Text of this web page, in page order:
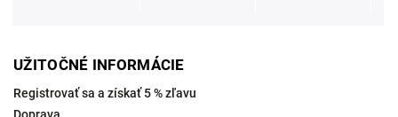
UŽITOČNÉ INFORMÁCIE
Registrovať sa a získať 5 % zľavu